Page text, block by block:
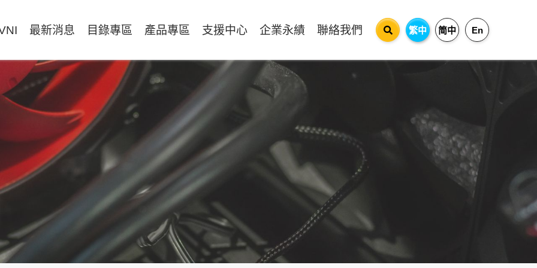
最新消息 目錄專區 產品專區 支援中心 企業永績 聯絡我們 繁中 简中 En